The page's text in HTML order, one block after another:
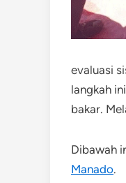
evaluasi
langkah
bakar.
Dibawah
Manado.